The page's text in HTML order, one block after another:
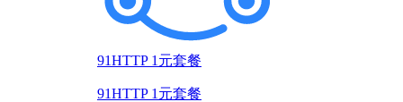
91HTTP 1元套餐
91HTTP 1元套餐